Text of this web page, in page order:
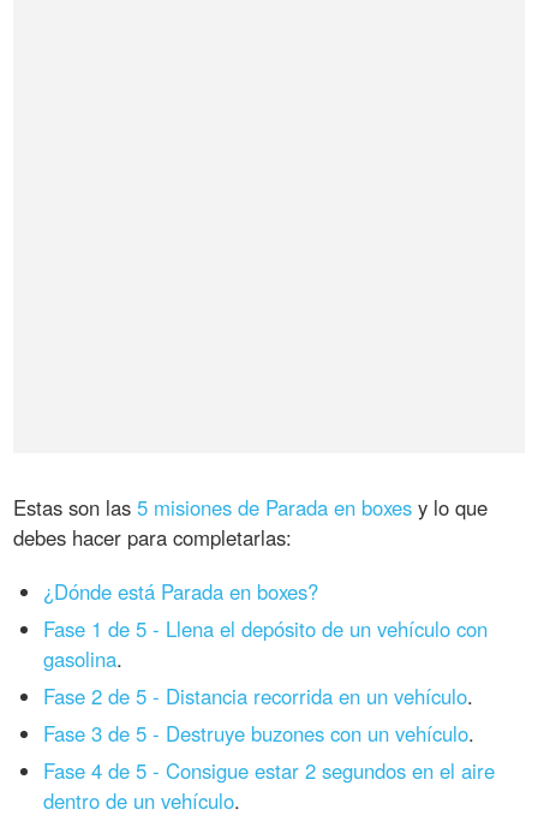
Estas son las5 misiones de Parada en boxes y lo que
debes hacer para completarlas:
¿Dónde está Parada en boxes?
Fase 1 de 5 - Llena el depósito de un vehículo con
gasolina.
Fase 2 de 5 - Distancia recorrida en un vehículo.
Fase 3 de 5 - Destruye buzones con un vehículo.
Fase 4 de 5 - Consigue estar 2 segundos en el aire
dentro de un vehículo.